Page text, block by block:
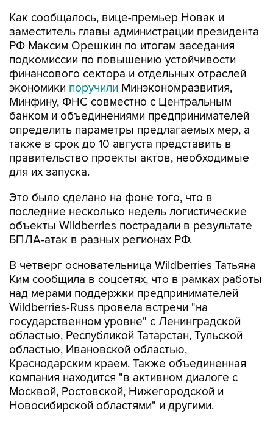
Как сообщалось, вице-премьер Новак и
заместитель главы администрации президента
РФ Максим Орешкин по итогам заседания
подкомиссии по повышению устойчивости
финансового сектора и отдельных отраслей
экономики поручили Минэкономразвития,
Минфину, ФНС совместно с Центральным
банком и объединениями предпринимателей
определить параметры предлагаемых мер, а
также в срок до 10 августа представить в
правительство проекты актов, необходимые
для их запуска.
Это было сделано на фоне того, что в
последние несколько недель логистические
объекты Wildberries пострадали в результате
БПЛА-атак в разных регионах РФ.
В четверг основательница Wildberries Татьяна
Ким сообщила в соцсетях, что в рамках работы
над мерами поддержки предпринимателей
Wildberries-Russ провела встречи "на
государственном уровне" с Ленинградской
областью, Республикой Татарстан, Тульской
областью, Ивановской областью,
Краснодарским краем. Также объединенная
компания находится "в активном диалоге с
Москвой, Ростовской, Нижегородской и
Новосибирской областями" и другими.